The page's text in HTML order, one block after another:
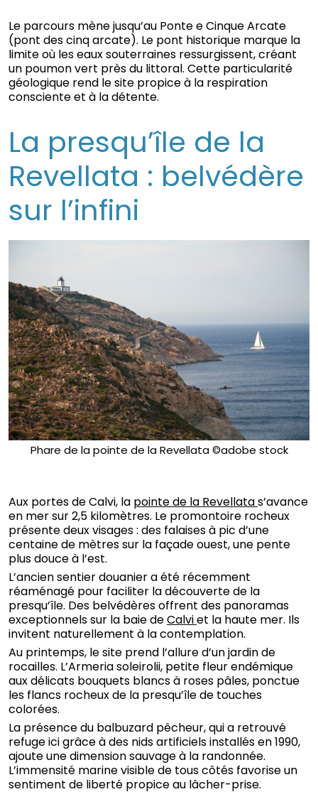
Le parcours mène jusqu’au Ponte e Cinque Arcate
(pont des cinq arcate). Le pont historique marque la
limite où les eaux souterraines ressurgissent, créant
un poumon vert près du littoral. Cette particularité
géologique rend le site propice à la respiration
consciente et à la détente.
La presqu’île de la
Revellata : belvédère
sur l’infini
Phare de la pointe de la Revellata ©adobe stock
Aux portes de Calvi, la pointe de la Revellatas’avance
en mer sur 2,5 kilomètres. Le promontoire rocheux
présente deux visages : des falaises à pic d’une
centaine de mètres sur la façade ouest, une pente
plus douce à l’est.
L’ancien sentier douanier a été récemment
réaménagé pour faciliter la découverte de la
presqu’île. Des belvédères offrent des panoramas
exceptionnels sur la baie deCalviet la haute mer. Ils
invitent naturellement à la contemplation.
Au printemps, le site prend l’allure d’un jardin de
rocailles. L’Armeria soleirolii, petite fleur endémique
aux délicats bouquets blancs à roses pâles, ponctue
les flancs rocheux de la presqu’île de touches
colorées.
La présence du balbuzard pêcheur, qui a retrouvé
refuge ici grâce à des nids artificiels installés en 1990,
ajoute une dimension sauvage à la randonnée.
L’immensité marine visible de tous côtés favorise un
sentiment de liberté propice au lâcher-prise.